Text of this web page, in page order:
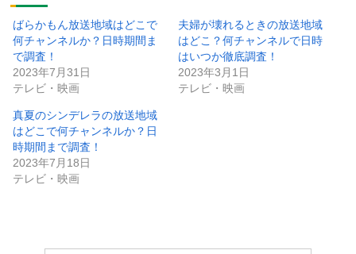
ばらかもん放送地域はどこで
何チャンネルか？日時期間ま
で調査！
2023年7月31日
テレビ・映画
夫婦が壊れるときの放送地域
はどこ？何チャンネルで日時
はいつか徹底調査！
2023年3月1日
テレビ・映画
真夏のシンデレラの放送地域
はどこで何チャンネルか？日
時期間まで調査！
2023年7月18日
テレビ・映画